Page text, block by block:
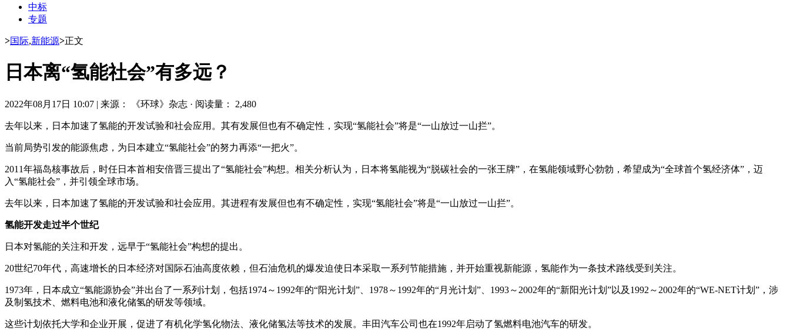
中标
专题
>国际,新能源>正文
日本离“氢能社会”有多远？
2022年08月17日 10:07 | 来源： 《环球》杂志 · 阅读量： 2,480
去年以来，日本加速了氢能的开发试验和社会应用。其有发展但也有不确定性，实现“氢能社会”将是“一山放过一山拦”。
当前局势引发的能源焦虑，为日本建立“氢能社会”的努力再添“一把火”。
2011年福岛核事故后，时任日本首相安倍晋三提出了“氢能社会”构想。相关分析认为，日本将氢能视为“脱碳社会的一张王牌”，在氢能领域野心勃勃，希望成为“全球首个氢经济体”，迈
入“氢能社会”，并引领全球市场。
去年以来，日本加速了氢能的开发试验和社会应用。其进程有发展但也有不确定性，实现“氢能社会”将是“一山放过一山拦”。
氢能开发走过半个世纪
日本对氢能的关注和开发，远早于“氢能社会”构想的提出。
20世纪70年代，高速增长的日本经济对国际石油高度依赖，但石油危机的爆发迫使日本采取一系列节能措施，并开始重视新能源，氢能作为一条技术路线受到关注。
1973年，日本成立“氢能源协会”并出台了一系列计划，包括1974～1992年的“阳光计划”、1978～1992年的“月光计划”、1993～2002年的“新阳光计划”以及1992～2002年的“WE-NET计划”，涉
及制氢技术、燃料电池和液化储氢的研发等领域。
这些计划依托大学和企业开展，促进了有机化学氢化物法、液化储氢法等技术的发展。丰田汽车公司也在1992年启动了氢燃料电池汽车的研发。